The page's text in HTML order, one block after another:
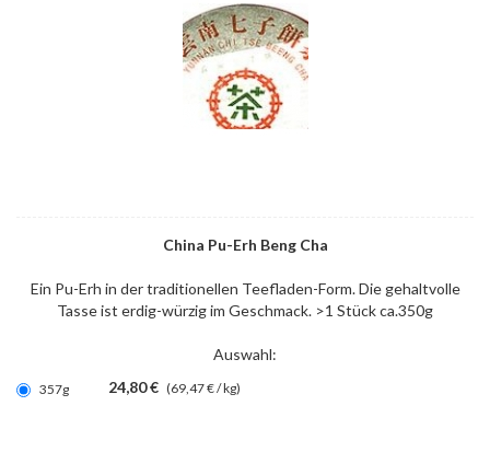
China Pu-Erh Beng Cha
Ein Pu-Erh in der traditionellen Teefladen-Form. Die gehaltvolle
Tasse ist erdig-würzig im Geschmack. >1 Stück ca.350g
Auswahl:
357g 24,80 € (69,47 € / kg)